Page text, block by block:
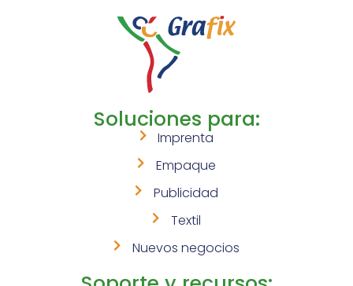
Soluciones para:
Imprenta
Empaque
Publicidad
Textil
Nuevos negocios